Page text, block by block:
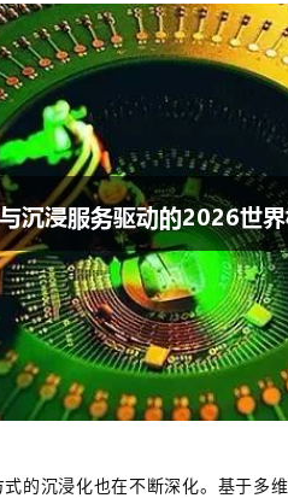
式的沉浸化也在不断深化。基于多